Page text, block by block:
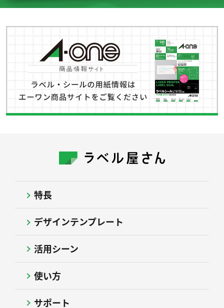
特長
デザインテンプレート
活用シーン
使い方
サポート